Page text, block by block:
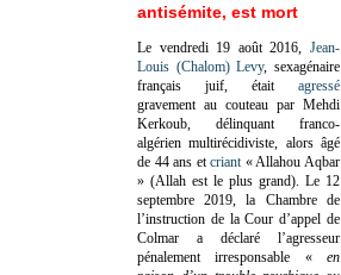
antisémite, est mort
Le vendredi 19 août 2016, Jean-
Louis (Chalom) Levy, sexagénaire
français juif, était agressé
gravement au couteau par Mehdi
Kerkoub, délinquant franco-
algérien multirécidiviste, alors âgé
de 44 ans etcriant « Allahou Aqbar
» (Allah est le plus grand). Le 12
septembre 2019, la Chambre de
l’instruction de la Cour d’appel de
Colmar a déclaré l’agresseur
pénalement irresponsable «en